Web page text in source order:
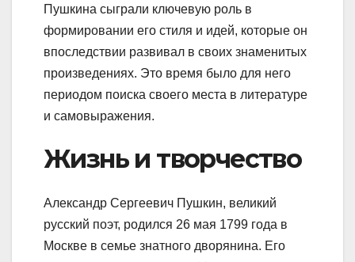
Пушкина сыграли ключевую роль в
формировании его стиля и идей, которые он
впоследствии развивал в своих знаменитых
произведениях. Это время было для него
периодом поиска своего места в литературе
и самовыражения.
Жизнь и творчество
Александр Сергеевич Пушкин, великий
русский поэт, родился 26 мая 1799 года в
Москве в семье знатного дворянина. Его